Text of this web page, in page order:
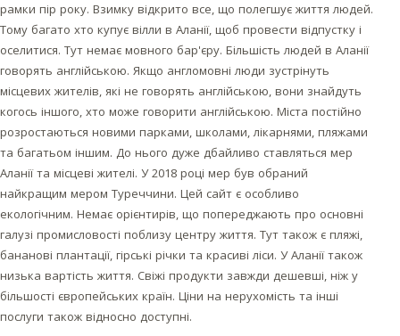
рамки пір року. Взимку відкрито все, що полегшує життя людей.
Тому багато хто купує вілли в Аланії, щоб провести відпустку і
оселитися. Тут немає мовного бар'єру. Більшість людей в Аланії
говорять англійською. Якщо англомовні люди зустрінуть
місцевих жителів, які не говорять англійською, вони знайдуть
когось іншого, хто може говорити англійською. Міста постійно
розростаються новими парками, школами, лікарнями, пляжами
та багатьом іншим. До нього дуже дбайливо ставляться мер
Аланії та місцеві жителі. У 2018 році мер був обраний
найкращим мером Туреччини. Цей сайт є особливо
екологічним. Немає орієнтирів, що попереджають про основні
галузі промисловості поблизу центру життя. Тут також є пляжі,
бананові плантації, гірські річки та красиві ліси. У Аланії також
низька вартість життя. Свіжі продукти завжди дешевші, ніж у
більшості європейських країн. Ціни на нерухомість та інші
послуги також відносно доступні.